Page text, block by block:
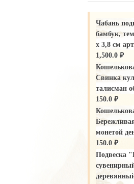
Чабань
бамбук,
х 3,8 см
1,500.0 ₽
Свинка
талисман
150.0 ₽
монетой
150.0 ₽
Подвеска